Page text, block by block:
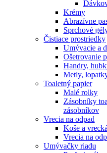
Krémy
Abrazívne
Sprchové
Čistiace prostriedky
Umývacie a
Ošetrovanie
Handry,
Metly,
Toaletný papier
Malé rolky
Zásobníky
zásobníkov
Vrecia na odpad
Koše a
Vrecia na
Umývačky riadu